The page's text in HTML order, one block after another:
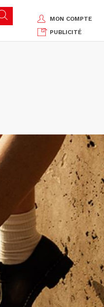
MON COMPTE
PUBLICITÉ